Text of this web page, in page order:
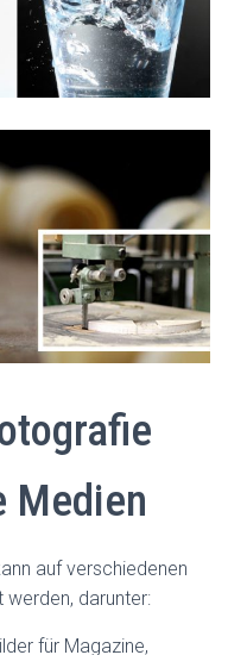
Medien
auf verschiedenen
darunter:
für Magazine,